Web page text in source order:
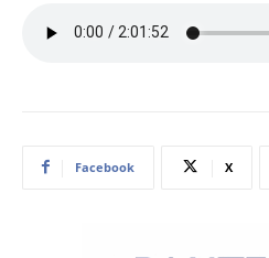
Facebook X